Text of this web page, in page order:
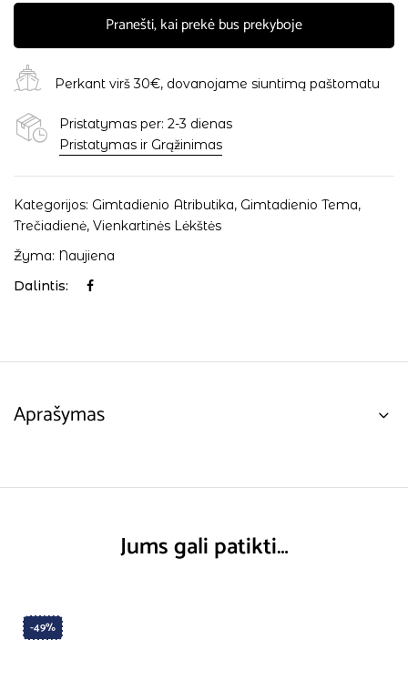
Pranešti, kai prekė bus prekyboje
Perkant virš 30€, dovanojame siuntimą paštomatu
Pristatymas per: 2-3 dienas
Pristatymas ir Grąžinimas
Kategorijos: Gimtadienio Atributika, Gimtadienio Tema,
Trečiadienė, Vienkartinės Lėkštės
Žyma: Naujiena
Dalintis:
Aprašymas
Jums gali patikti…
-49%